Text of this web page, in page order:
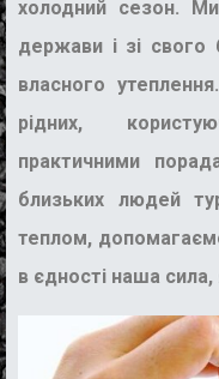
холодний сезон.
держави і зі
власного
рідних,
практичними
близьких людей
теплом,
в єдності наша